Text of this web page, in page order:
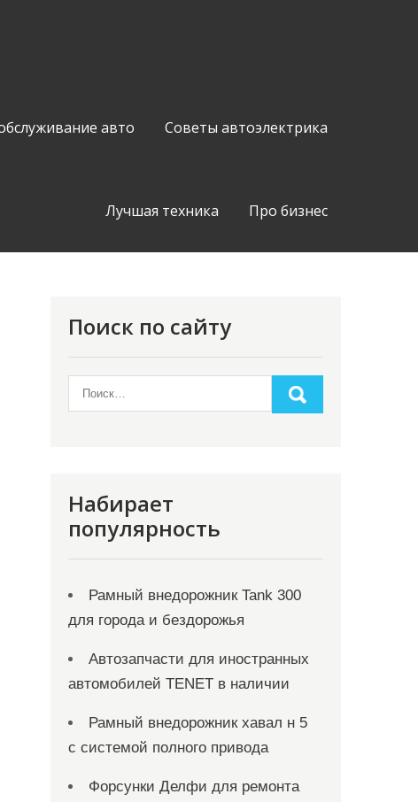
авто Советы автоэлектрика
Лучшая техника Про бизнес
Поиск по сайту
Набирает
популярность
Рамный внедорожник Tank 300
для города и бездорожья
Автозапчасти для иностранных
автомобилей TENET в наличии
Рамный внедорожник хавал н 5
с системой полного привода
Форсунки Делфи для ремонта